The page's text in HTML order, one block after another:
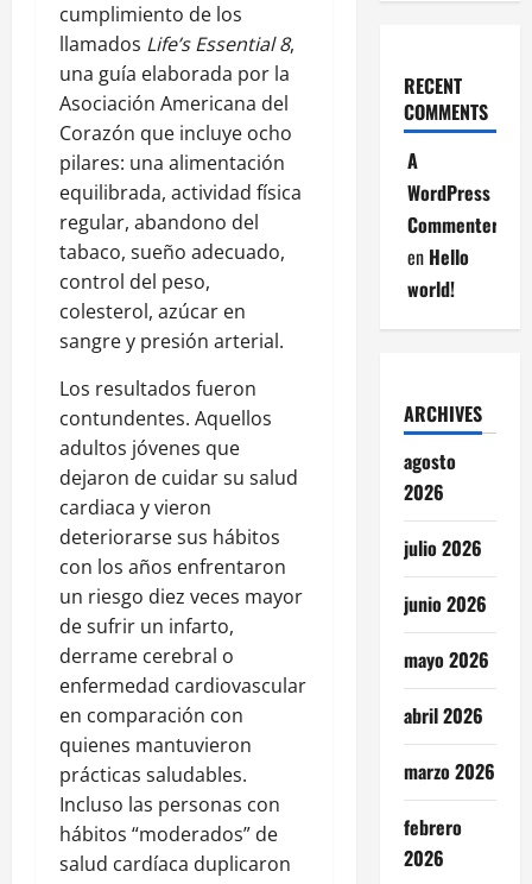
cumplimiento de los
llamados Life’s Essential 8,
una guía elaborada por la
Asociación Americana del
Corazón que incluye ocho
pilares: una alimentación
equilibrada, actividad física
regular, abandono del
tabaco, sueño adecuado,
control del peso,
colesterol, azúcar en
sangre y presión arterial.
Los resultados fueron
contundentes. Aquellos
adultos jóvenes que
dejaron de cuidar su salud
cardiaca y vieron
deteriorarse sus hábitos
con los años enfrentaron
un riesgo diez veces mayor
de sufrir un infarto,
derrame cerebral o
enfermedad cardiovascular
en comparación con
quienes mantuvieron
prácticas saludables.
Incluso las personas con
hábitos “moderados” de
salud cardíaca duplicaron
RECENT
COMMENTS
A
WordPress
Commenter
en Hello
world!
ARCHIVES
agosto
2026
julio 2026
junio 2026
mayo 2026
abril 2026
marzo 2026
febrero
2026